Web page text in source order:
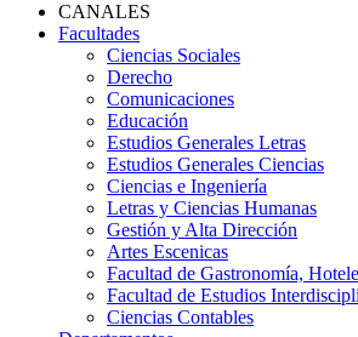
CANALES
Facultades
Ciencias Sociales
Derecho
Comunicaciones
Educación
Estudios Generales Letras
Estudios Generales Ciencias
Ciencias e Ingeniería
Letras y Ciencias Humanas
Gestión y Alta Dirección
Artes Escenicas
Facultad de Gastronomía,
Facultad de Estudios
Ciencias Contables